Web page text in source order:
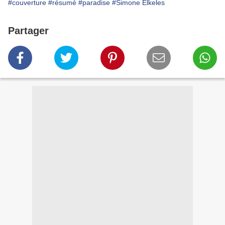
#couverture #résumé #paradise #Simone Elkeles
Partager